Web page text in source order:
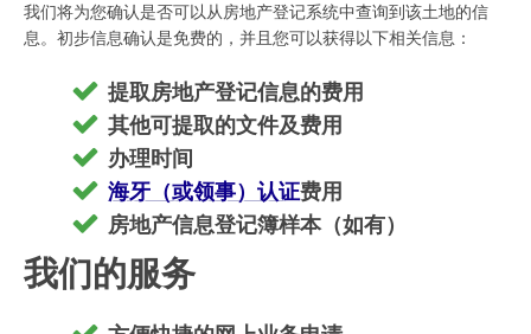
我们将为您确认是否可以从房地产登记系统中查询到该土地的信
息。初步信息确认是免费的，并且您可以获得以下相关信息：
提取房地产登记信息的费用
其他可提取的文件及费用
办理时间
海牙（或领事）认证费用
房地产信息登记簿样本（如有）
我们的服务